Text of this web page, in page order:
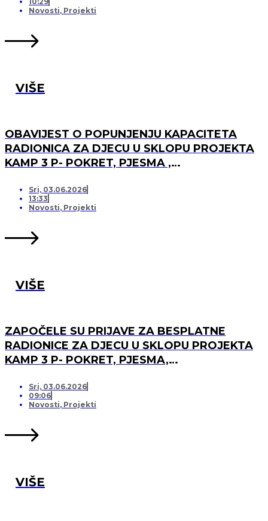
Novosti, Projekti
VIŠE
OBAVIJEST O POPUNJENJU KAPACITETA
RADIONICA ZA DJECU U SKLOPU PROJEKTA
KAMP 3 P- POKRET, PJESMA ,
LISTU ČEKANJA
Sri, 03.06.2026
13:33
Novosti, Projekti
VIŠE
ZAPOČELE SU PRIJAVE ZA BESPLATNE
RADIONICE ZA DJECU U SKLOPU PROJEKTA
KAMP 3 P- POKRET, PJESMA,
Sri, 03.06.2026
09:06
Novosti, Projekti
VIŠE